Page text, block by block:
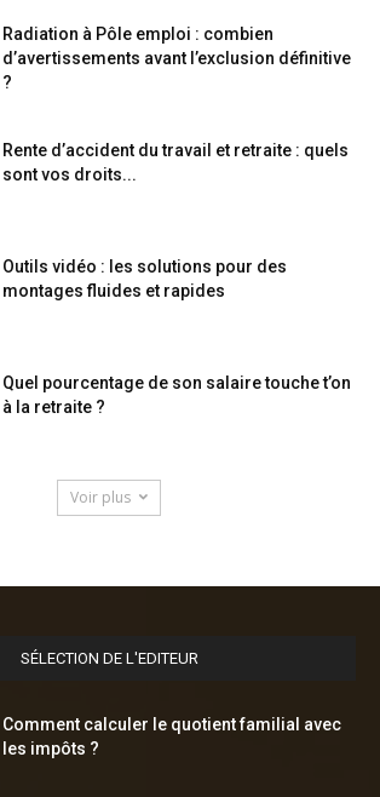
Radiation à Pôle emploi : combien
d’avertissements avant l’exclusion définitive
?
Rente d’accident du travail et retraite : quels
sont vos droits...
Outils vidéo : les solutions pour des
montages fluides et rapides
Quel pourcentage de son salaire touche t’on
à la retraite ?
Voir plus
SÉLECTION DE L'EDITEUR
Comment calculer le quotient familial avec
les impôts ?